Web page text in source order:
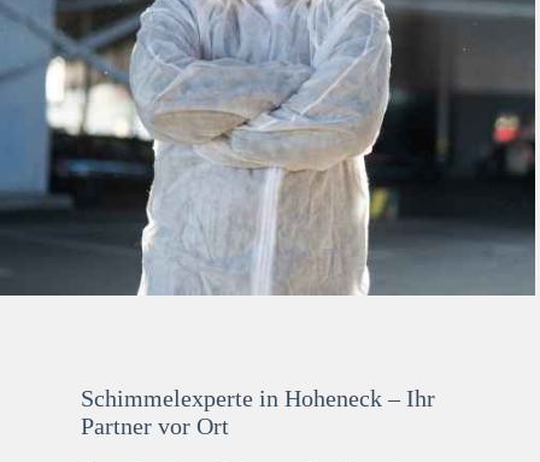
Schimmelexperte in Hoheneck – Ihr
Partner vor Ort